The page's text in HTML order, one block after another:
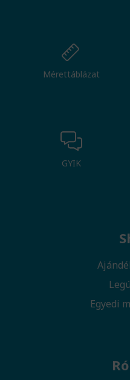
Mérettáblázat
GYIK
Egyedi